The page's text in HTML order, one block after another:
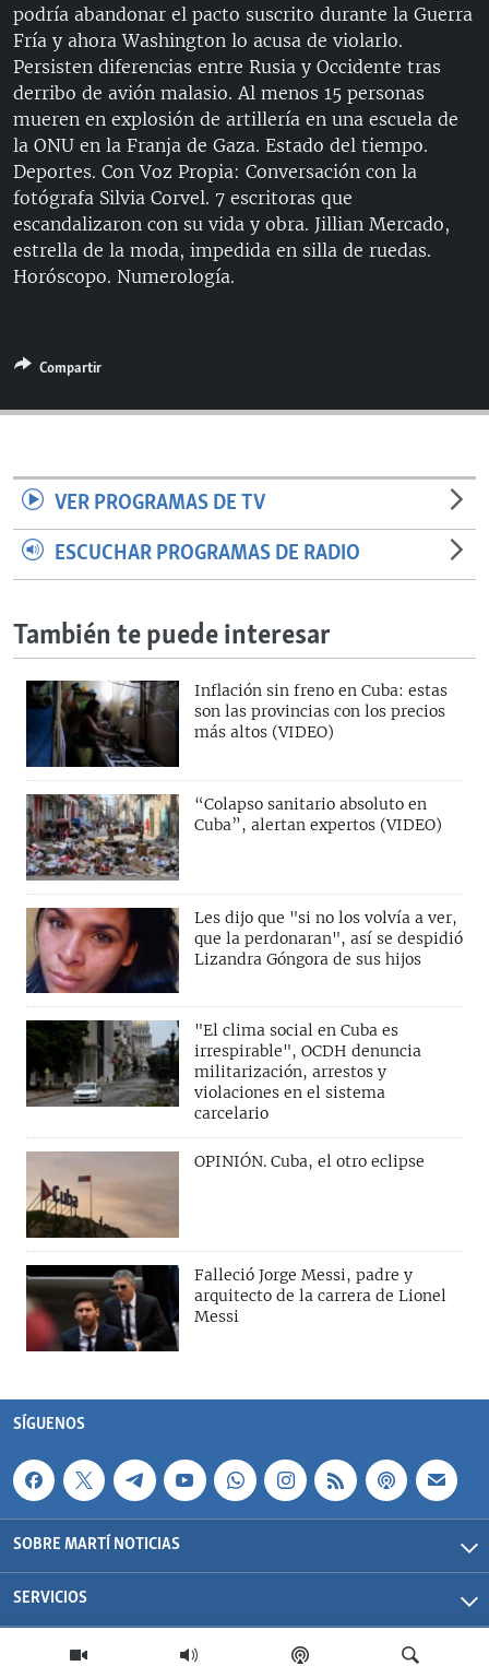
podría abandonar el pacto suscrito durante la Guerra
Fría y ahora Washington lo acusa de violarlo.
Persisten diferencias entre Rusia y Occidente tras
derribo de avión malasio. Al menos 15 personas
mueren en explosión de artillería en una escuela de
la ONU en la Franja de Gaza. Estado del tiempo.
Deportes. Con Voz Propia: Conversación con la
fotógrafa Silvia Corvel. 7 escritoras que
escandalizaron con su vida y obra. Jillian Mercado,
estrella de la moda, impedida en silla de ruedas.
Horóscopo. Numerología.
Compartir
VER PROGRAMAS DE TV
ESCUCHAR PROGRAMAS DE RADIO
También te puede interesar
Inflación sin freno en Cuba: estas
son las provincias con los precios
más altos (VIDEO)
“Colapso sanitario absoluto en
Cuba”, alertan expertos (VIDEO)
Les dijo que "si no los volvía a ver,
que la perdonaran", así se despidió
Lizandra Góngora de sus hijos
"El clima social en Cuba es
irrespirable", OCDH denuncia
militarización, arrestos y
violaciones en el sistema
carcelario
OPINIÓN. Cuba, el otro eclipse
Falleció Jorge Messi, padre y
arquitecto de la carrera de Lionel
Messi
SÍGUENOS
SOBRE MARTÍ NOTICIAS
SERVICIOS
Martí Noticias| 2026 | OCB | Todos los derechos reservados.